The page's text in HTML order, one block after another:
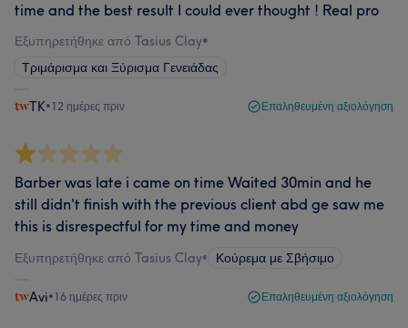
time and the best result I could ever thought ! Real pro
Εξυπηρετήθηκε από Tasius Clay•
Τριμάρισμα και Ξύρισμα Γενειάδας
TK•12 ημέρες πριν Επαληθευμένη αξιολόγηση
Barber was late i came on time Waited 30min and he
still didn't finish with the previous client abd ge saw me
this is disrespectful for my time and money
Εξυπηρετήθηκε από Tasius Clay• Κούρεμα με Σβήσιμο
Avi•16 ημέρες πριν Επαληθευμένη αξιολόγηση